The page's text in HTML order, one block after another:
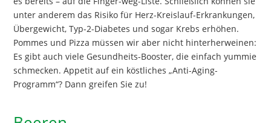
unter anderem das Risiko für Herz-Kreislauf-Erkrankungen,
Übergewicht, Typ-2-Diabetes und sogar Krebs erhöhen.
Pommes und Pizza müssen wir aber nicht hinterherweinen:
Es gibt auch viele Gesundheits-Booster, die einfach yummie
schmecken. Appetit auf ein köstliches „Anti-Aging-
Programm“? Dann greifen Sie zu!